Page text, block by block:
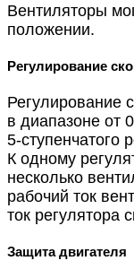
Вентиляторы
положении.
Регулирование
Регулирование
в диапазоне от
5-ступенчатого
К одному
несколько
рабочий ток
ток регулятора
Защита двигателя